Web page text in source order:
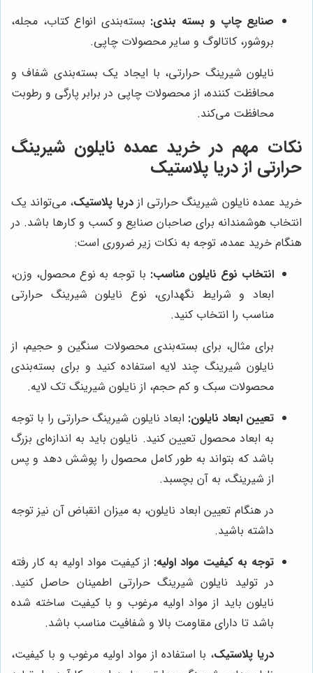
صنایع چاپ و بسته بندی: بسته‌بندی انواع کتاب، مجله،
بروشور، کاتالوگ و سایر محصولات چاپی.
نایلون شیرینگ حرارتی، با ایجاد یک بسته‌بندی شفاف و
محافظت کننده، از محصولات چاپی در برابر پارگی و رطوبت
محافظت می‌کند.
نکات مهم در خرید عمده نایلون شیرینگ
حرارتی از دریا پلاستیک
خرید عمده نایلون شیرینگ حرارتی ازدریا پلاستیک، می‌تواند یک
انتخاب هوشمندانه برای صاحبان صنایع و کسب و کارها باشد. در
هنگام خرید عمده، توجه به نکات زیر ضروری است:
انتخاب نوع نایلون مناسب: با توجه به نوع محصول، وزن،
ابعاد و شرایط نگهداری، نوع نایلون شیرینگ حرارتی
مناسب را انتخاب کنید.
برای مثال، برای بسته‌بندی محصولات سنگین و حجیم، از
نایلون شیرینگ چند لایه استفاده کنید و برای بسته‌بندی
محصولات سبک و کم حجم، از نایلون شیرینگ تک لایه.
تعیین ابعاد نایلون: ابعاد نایلون شیرینگ حرارتی را با توجه
به ابعاد محصول تعیین کنید. نایلون باید به اندازه‌ای بزرگ
باشد که بتواند به طور کامل محصول را پوشش دهد و پس
از شیرینگ، به آن بچسبد.
در هنگام تعیین ابعاد نایلون، به میزان انقباض آن نیز توجه
داشته باشید.
توجه به کیفیت مواد اولیه: از کیفیت مواد اولیه به کار رفته
در تولید نایلون شیرینگ حرارتی اطمینان حاصل کنید.
نایلون باید از مواد اولیه مرغوب و با کیفیت ساخته شده
باشد تا دارای مقاومت بالا و شفافیت مناسب باشد.
دریا پلاستیک، با استفاده از مواد اولیه مرغوب و با کیفیت،